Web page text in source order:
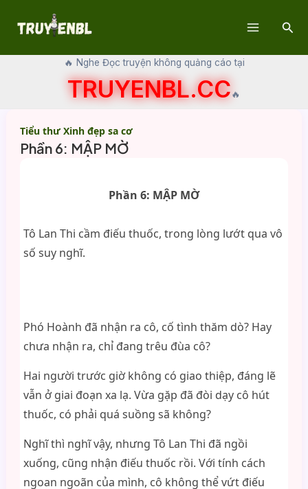
🔥 Nghe Đọc truyện không quảng cáo tại
TRUYENBL.CC🔥
Tiểu thư Xinh đẹp sa cơ
Phần 6: MẬP MỜ
Phần 6: MẬP MỜ
Tô Lan Thi cầm điếu thuốc, trong lòng lướt qua vô
số suy nghĩ.
Phó Hoành đã nhận ra cô, cố tình thăm dò? Hay
chưa nhận ra, chỉ đang trêu đùa cô?
Hai người trước giờ không có giao thiệp, đáng lẽ
vẫn ở giai đoạn xa lạ. Vừa gặp đã đòi dạy cô hút
thuốc, có phải quá suồng sã không?
Nghĩ thì nghĩ vậy, nhưng Tô Lan Thi đã ngồi
xuống, cũng nhận điếu thuốc rồi. Với tính cách
ngoan ngoãn của mình, cô không thể vứt điếu